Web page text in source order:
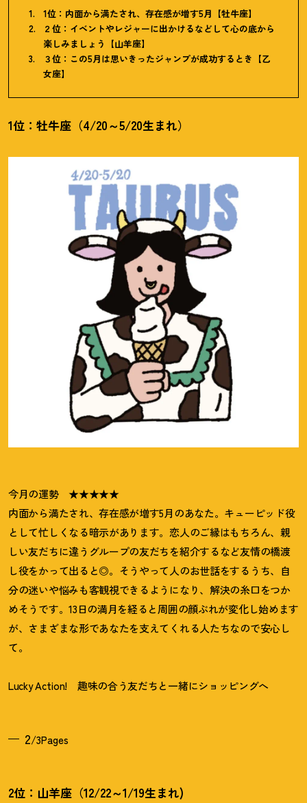
1位：内面から満たされ、存在感が増す5月【牡牛座】
２位：イベントやレジャーに出かけるなどして心の底から
楽しみましょう【山羊座】
３位：この5月は思いきったジャンプが成功するとき【乙
女座】
1位：牡牛座（4/20～5/20生まれ）
今月の運勢 ★★★★★
内面から満たされ、存在感が増す5月のあなた。キューピッド役
として忙しくなる暗示があります。恋人のご縁はもちろん、親
しい友だちに違うグループの友だちを紹介するなど友情の橋渡
し役をかって出ると◎。そうやって人のお世話をするうち、自
分の迷いや悩みも客観視できるようになり、解決の糸口をつか
めそうです。13日の満月を経ると周囲の顔ぶれが変化し始めます
が、さまざまな形であなたを支えてくれる人たちなので安心し
て。
Lucky Action! 趣味の合う友だちと一緒にショッピングへ
2/3Pages
2位：山羊座（12/22～1/19生まれ)